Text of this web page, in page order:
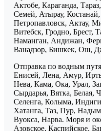
Актобе, Караганда,
Семей, Атырау,
Петропавловск, Актау,
Витебск, Гродно, Брест,
Наманган, Андижан,
Ванадзор, Бишкек, Ош,
Отправка по водным
Енисей, Лена, Амур,
Нева, Кама, Ока, Урал,
Сырдарья, Вятка, Белая,
Селенга, Колыма,
Хатанга, Таз, Пур,
Вуокса, Нарва. Моря и
Азовское, Каспийское,